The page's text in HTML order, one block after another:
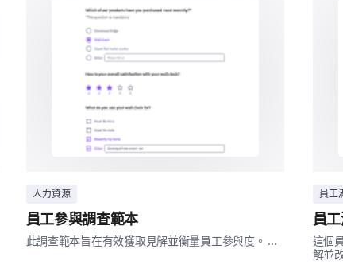
非常滿意
請提供關於培訓會議的任何其他反饋或評論。
人口統計
人力資源
員工參與調查範本
此調查範本旨在有效獲取見解並衡量員工參與度。 ...
員工
員
這個
解並